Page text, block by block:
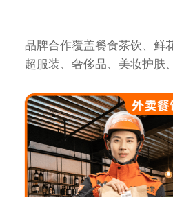
品牌合作覆盖餐食茶饮、鲜
超服装、奢侈品、美妆护肤